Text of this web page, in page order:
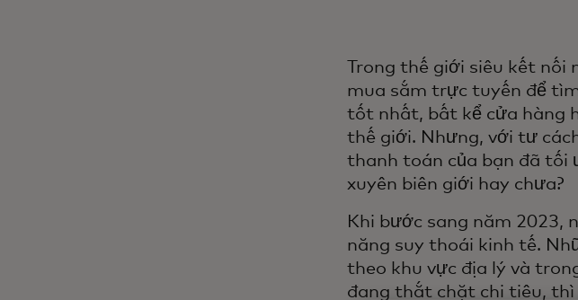
Trong thế giới siêu kết
mua sắm trực tuyến để
tốt nhất, bất kể cửa hàng
thế giới. Nhưng, với tư
thanh toán của bạn đã tối
xuyên biên giới hay chưa?
Khi bước sang năm 2023,
năng suy thoái kinh tế.
theo khu vực địa lý và
đang thắt chặt chi tiêu, thì